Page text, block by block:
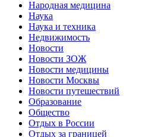
Народная медицина
Наука
Наука и техника
Недвижимость
Новости
Новости ЗОЖ
Новости медицины
Новости Москвы
Новости путешествий
Образование
Общество
Отдых в России
Отдых за границей